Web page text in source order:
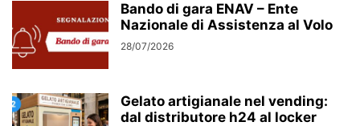
Bando di gara ENAV – Ente
Nazionale di Assistenza al Volo
28/07/2026
Gelato artigianale nel vending:
dal distributore h24 al locker